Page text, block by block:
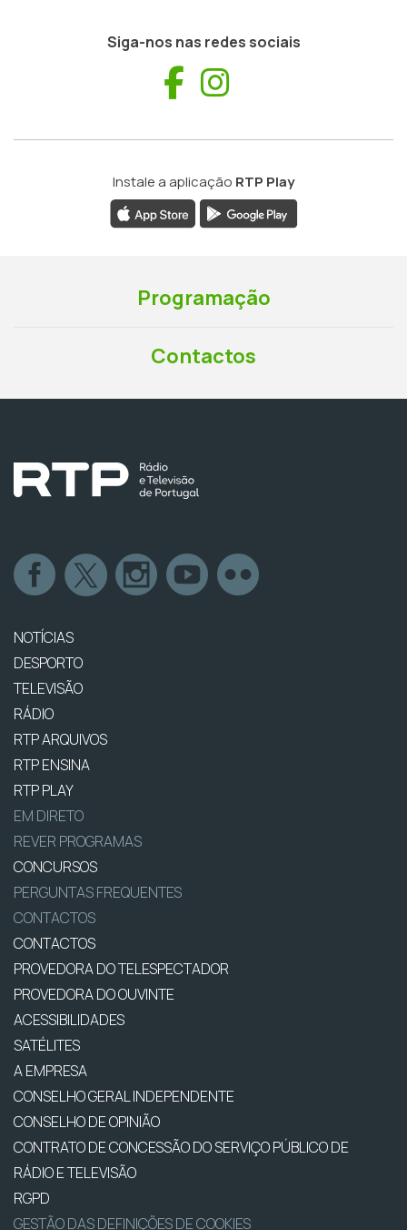
Siga-nos nas redes sociais
Facebook
Instale a aplicação RTP Play
Programação
Contactos
NOTÍCIAS
DESPORTO
TELEVISÃO
RÁDIO
RTP ARQUIVOS
RTP ENSINA
RTP PLAY
EM DIRETO
REVER PROGRAMAS
CONCURSOS
PERGUNTAS FREQUENTES
CONTACTOS
CONTACTOS
PROVEDORA DO TELESPECTADOR
PROVEDORA DO OUVINTE
ACESSIBILIDADES
SATÉLITES
A EMPRESA
CONSELHO GERAL INDEPENDENTE
CONSELHO DE OPINIÃO
CONTRATO DE CONCESSÃO DO SERVIÇO PÚBLICO DE
RÁDIO E TELEVISÃO
RGPD
GESTÃO DAS DEFINIÇÕES DE COOKIES